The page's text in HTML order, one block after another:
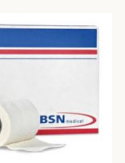
getoond